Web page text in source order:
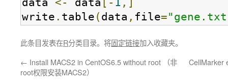
data <- data [- 1 ,]
write . table ( data , file=
此条目发表在R分类目录。将固定链接加入收藏夹。
← Install MACS2 in CentOS6.5 without root （非
root权限安装MACS2）
CellMarker